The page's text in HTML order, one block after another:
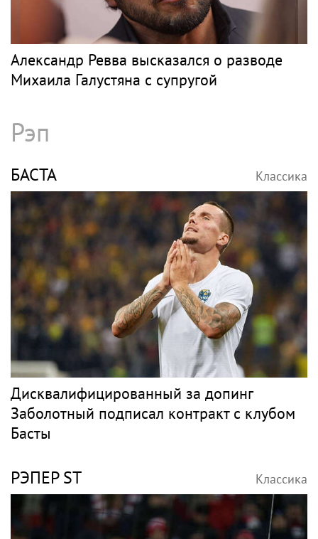
Александр Ревва высказался о разводе
Михаила Галустяна с супругой
Рэп
БАСТА Классика
Дисквалифицированный за допинг
Заболотный подписал контракт с клубом
Басты
РЭПЕР ST Классика